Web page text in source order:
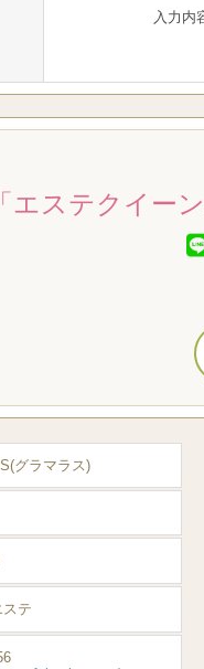
入力内
「エステクイー
グラマラス)
テ